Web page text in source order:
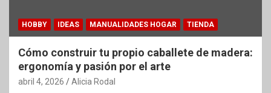
HOBBY IDEAS MANUALIDADES HOGAR TIENDA
Cómo construir tu propio caballete de madera:
ergonomía y pasión por el arte
abril 4, 2026 Alicia Rodal